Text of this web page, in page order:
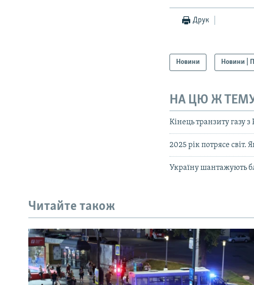
Друк
Новини Новини |
НА ЦЮ Ж
Кінець транзиту газу з
2025 рік потрясе світ.
Україну шантажують
Читайте також